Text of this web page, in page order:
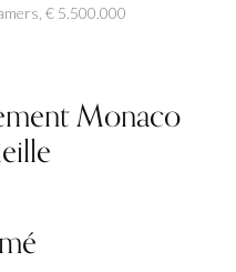
€ 5.500.000
Monaco